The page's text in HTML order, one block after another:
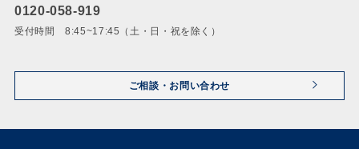
0120-058-919
受付時間 8:45~17:45（土・日・祝を除く）
ご相談・お問い合わせ